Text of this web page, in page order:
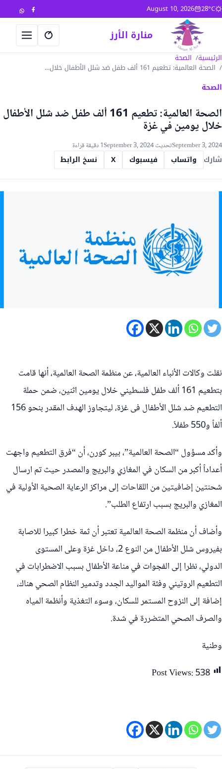
تجاوز إلى المحتوى
28°C
August 10, 2026
منارة الأرز فتح البحث
فتح
الرئيسية الصحة
الصحة العالمية: تطعيم 161 ألف طفل ضد شلل الأطفال خلال…
الصحة
الصحة العالمية: تطعيم 161 ألف طفل ضد شلل الأطفال
خلال يومين في غزة
September 3, 2024تحديث September 3, 2024 1 دقيقة قراءة
شارك واتساب فيسبوك X نسخ الرابط
نقلت وكالات الأنباء العالمية، عن منظمة الصحة العالمية، أنها قامت
بتطعيم 161 ألف طفل فلسطيني خلال يومين اثنين، ضمن حملة
التطعيم ضد شلل الأطفال فى غزة، ليتجاوز الهدف المقدر بنحو 156
ألفاً و550 طفلاً.
وأكد مسؤول “الصحة العالمية”، بيبر كورن، أن “فرق التطعيم واجهت
أعداداً أكبر من السكان في المغازي والبريج والمصدر حيث تم ارسال
شحنتين إضافيتين من اللقاحات إلى مراكز الرعاية الصحية الأولية في
المغازي والبريج بسبب ارتفاع الطلب”.
وأضاف أن منظمة الصحة العالمية تعتبر أن ثمة خطرا كبيرا للاصابة
بفيروس شلل الأطفال من النوع 2، داخل غزة وعلى المستوى
الدولي، نظرا إلى الفجوات في مناعة الأطفال بسبب الاضطرابات في
التطعيم الروتيني وفئة المواليد الجدد وتدمير النظام الصحي هناك،
إضافة إلى النزوح المستمر للسكان، وسوء التغذية وأنظمة المياه
والصرف الصحي المتضررة في شدة.
وطنية
Post Views:538